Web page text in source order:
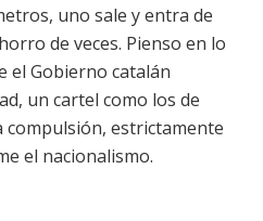
uno sale y entra de
de veces. Pienso en lo
el Gobierno catalán
un cartel como los de
compulsión, estrictamente
el nacionalismo.